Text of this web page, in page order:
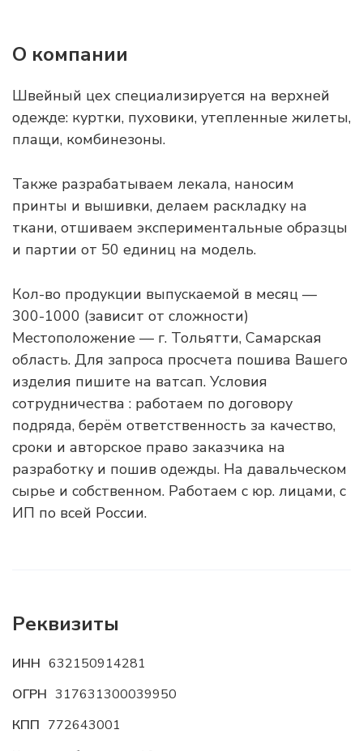
О компании
Швейный цех специализируется на верхней
одежде: куртки, пуховики, утепленные жилеты,
плащи, комбинезоны.
Также разрабатываем лекала, наносим
принты и вышивки, делаем раскладку на
ткани, отшиваем экспериментальные образцы
и партии от 50 единиц на модель.
Кол-во продукции выпускаемой в месяц —
300-1000 (зависит от сложности)
Местоположение — г. Тольятти, Самарская
область. Для запроса просчета пошива Вашего
изделия пишите на ватсап. Условия
сотрудничества : работаем по договору
подряда, берём ответственность за качество,
сроки и авторское право заказчика на
разработку и пошив одежды. На давальческом
сырье и собственном. Работаем с юр. лицами, с
ИП по всей России.
Реквизиты
ИНН 632150914281
ОГРН 317631300039950
КПП 772643001